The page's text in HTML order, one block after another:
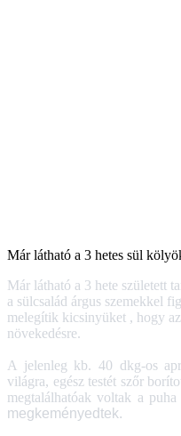
Már látható a 3 hetes sül
Már látható a 3 hete született
a sülcsalád árgus szemekkel
melegítik kicsinyüket , hogy
növekedésre.
A jelenleg kb. 40 dkg-os
világra, egész testét szőr
megtalálhatóak voltak a
megkeményedtek.